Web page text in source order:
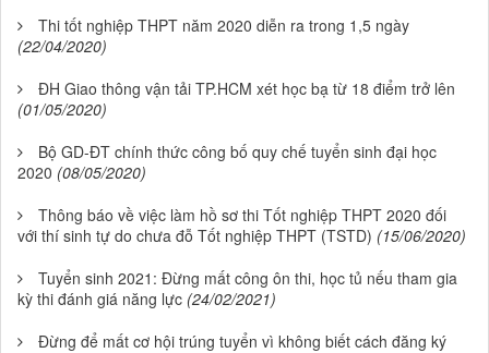
Thi tốt nghiệp THPT năm 2020 diễn ra trong 1,5 ngày
(22/04/2020)
ĐH Giao thông vận tải TP.HCM xét học bạ từ 18 điểm trở lên
(01/05/2020)
Bộ GD-ĐT chính thức công bố quy chế tuyển sinh đại học
2020 (08/05/2020)
Thông báo về việc làm hồ sơ thi Tốt nghiệp THPT 2020 đối
với thí sinh tự do chưa đỗ Tốt nghiệp THPT (TSTD) (15/06/2020)
Tuyển sinh 2021: Đừng mất công ôn thi, học tủ nếu tham gia
kỳ thi đánh giá năng lực (24/02/2021)
Đừng để mất cơ hội trúng tuyển vì không biết cách đăng ký